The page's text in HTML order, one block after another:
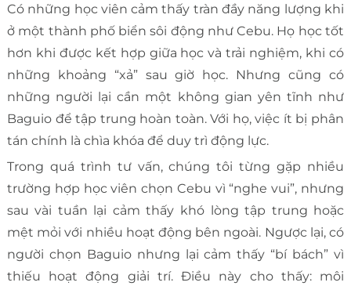
Có những học viên cảm thấy tràn đầy năng lượng khi
ở một thành phố biển sôi động như Cebu. Họ học tốt
hơn khi được kết hợp giữa học và trải nghiệm, khi có
những khoảng “xả” sau giờ học. Nhưng cũng có
những người lại cần một không gian yên tĩnh như
Baguio để tập trung hoàn toàn. Với họ, việc ít bị phân
tán chính là chìa khóa để duy trì động lực.
Trong quá trình tư vấn, chúng tôi từng gặp nhiều
trường hợp học viên chọn Cebu vì “nghe vui”, nhưng
sau vài tuần lại cảm thấy khó lòng tập trung hoặc
mệt mỏi với nhiều hoạt động bên ngoài. Ngược lại, có
người chọn Baguio nhưng lại cảm thấy “bí bách” vì
thiếu hoạt động giải trí. Điều này cho thấy: môi